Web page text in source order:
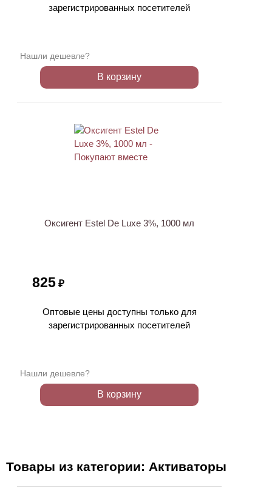
зарегистрированных посетителей
Нашли дешевле?
В корзину
Оксигент Estel De Luxe 3%, 1000 мл
825 ₽
Оптовые цены доступны только для
зарегистрированных посетителей
Нашли дешевле?
В корзину
Товары из категории: Активаторы